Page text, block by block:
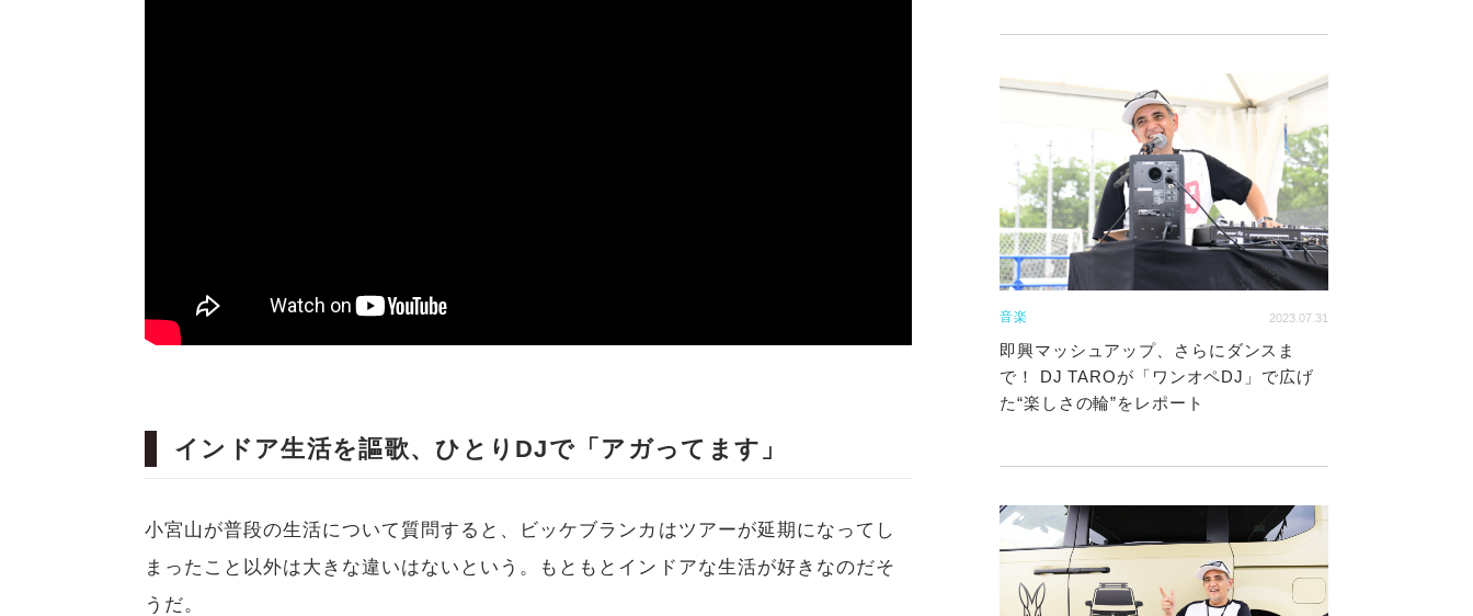
インドア生活を謳歌、ひとりDJで「アガってます」
小宮山が普段の生活について質問すると、ビッケブランカはツアーが延期になってし
まったこと以外は大きな違いはないという。もともとインドアな生活が好きなのだそ
うだ。
音楽 2023.07.31
即興マッシュアップ、さらにダンスま
で！ DJ TAROが「ワンオペDJ」で広げ
た“楽しさの輪”をレポート